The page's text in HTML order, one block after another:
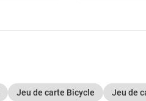
Jeu de carte Bicycle Jeu de